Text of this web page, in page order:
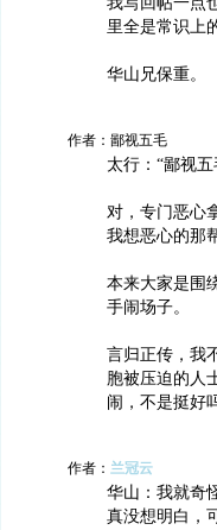
里全是常识上
华山兄保重。
作者：鄙视五毛
太行：“鄙视
对，专门恶心
我想恶心的那
本来大家是围
手闹场子。
言归正传，我
胞被压迫的人
闹，不是挺好
作者： 兰冠云
华山：我就奇
真没想明白，